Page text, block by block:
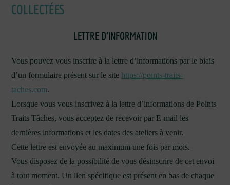
COLLECTÉES
LETTRE D’INFORMATION
Vous pouvez vous inscrire à la lettre d’informations par le biais
d’un formulaire présent sur le site https://points-traits-
taches.com.
Lorsque vous vous inscrivez à la lettre d’informations de Points
Traits Tâches, vous acceptez de recevoir par E-mail les
dernières informations et les dates des ateliers à venir.
Cette lettre est envoyée au maximum une fois par mois.
Vous disposez de la possibilité de vous désinscrire de cet envoi
à tout moment. Un lien spécifique est présent en bas de chaque